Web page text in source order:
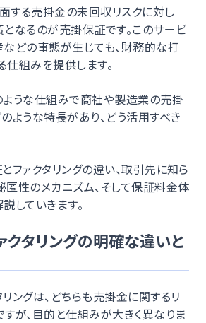
する売掛金の未回収リスクに対し
なるのが売掛保証です。このサービ
どの事態が生じても、財務的な打
組みを提供します。
ような仕組みで商社や製造業の売掛
ような特長があり、どう活用すべき
ファクタリングの違い、取引先に知ら
性のメカニズム、そして保証料金体
していきます。
クタリングの明確な違いと
ングは、どちらも売掛金に関するリ
が、目的と仕組みが大きく異なりま